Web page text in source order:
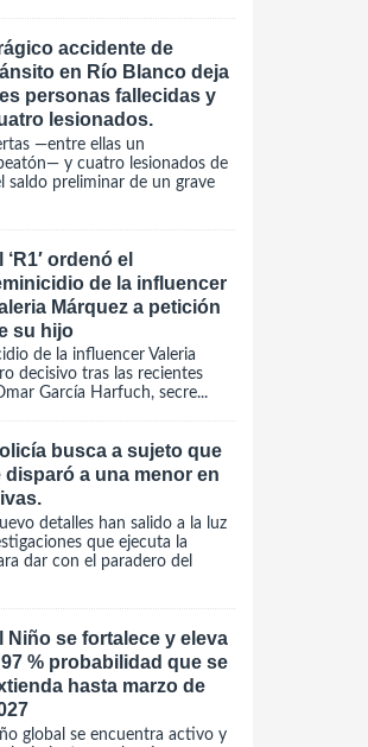
accidente de
en Río Blanco deja
personas fallecidas y
lesionados.
—entre ellas un
y cuatro lesionados de
saldo preliminar de un grave
‘R1′ ordenó el
de la influencer
Márquez a petición
su hijo
de la influencer Valeria
decisivo tras las recientes
García Harfuch, secre...
busca a sujeto que
disparó a una menor en
detalles han salido a la luz
que ejecuta la
dar con el paradero del
Niño se fortalece y eleva
% probabilidad que se
hasta marzo de
global se encuentra activo y